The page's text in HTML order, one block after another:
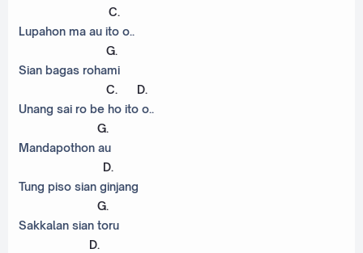
C.
Lupahon ma au ito o..
G.
Sian bagas rohami
C. D.
Unang sai ro be ho ito o..
G.
Mandapothon au
D.
Tung piso sian ginjang
G.
Sakkalan sian toru
D.